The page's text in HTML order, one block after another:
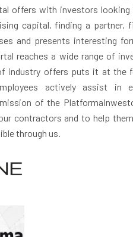
offers with investors
capital, finding a partner,
and presents interesting
reaches a wide range of
industry offers puts it at the
actively assist in
of the
contractors and to help
through us.